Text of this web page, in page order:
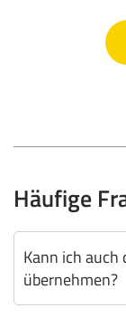
Häufige
Kann ich
übernehmen?